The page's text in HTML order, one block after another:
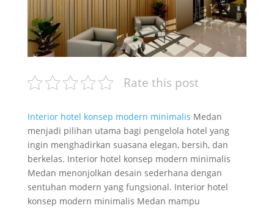
Rate this post
Interior hotel konsep modern minimalis Medan
menjadi pilihan utama bagi pengelola hotel yang
ingin menghadirkan suasana elegan, bersih, dan
berkelas. Interior hotel konsep modern minimalis
Medan menonjolkan desain sederhana dengan
sentuhan modern yang fungsional. Interior hotel
konsep modern minimalis Medan mampu